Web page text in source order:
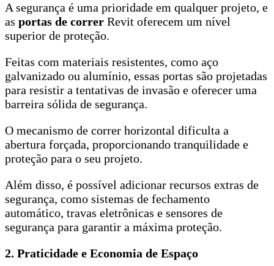
A segurança é uma prioridade em qualquer projeto, e
as portas de correr Revit oferecem um nível
superior de proteção.
Feitas com materiais resistentes, como aço
galvanizado ou alumínio, essas portas são projetadas
para resistir a tentativas de invasão e oferecer uma
barreira sólida de segurança.
O mecanismo de correr horizontal dificulta a
abertura forçada, proporcionando tranquilidade e
proteção para o seu projeto.
Além disso, é possível adicionar recursos extras de
segurança, como sistemas de fechamento
automático, travas eletrônicas e sensores de
segurança para garantir a máxima proteção.
2. Praticidade e Economia de Espaço